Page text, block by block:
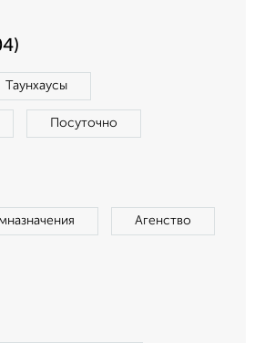
Таунхаусы
Посуточно
Агенство